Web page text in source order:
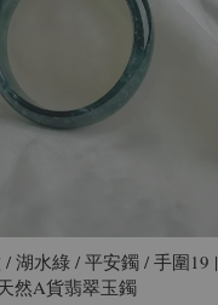
湖水綠 / 平安鐲 / 手圍19 |
然A貨翡翠玉鐲